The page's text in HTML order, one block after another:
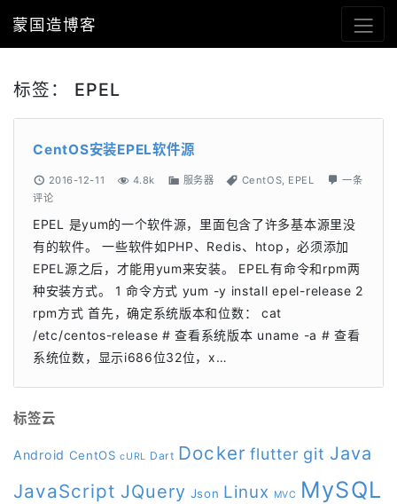
蒙国造博客
标签： EPEL
CentOS安装EPEL软件源
2016-12-11 4.8k 服务器 CentOS EPEL
一条
评论
EPEL 是yum的一个软件源，里面包含了许多基本源里没
有的软件。 一些软件如PHP、Redis、htop，必须添加
EPEL源之后，才能用yum来安装。 EPEL有命令和rpm两
种安装方式。 1 命令方式 yum -y install epel-release 2
rpm方式 首先，确定系统版本和位数： cat
/etc/centos-release # 查看系统版本 uname -a # 查看
系统位数，显示i686位32位，x…
标签云
Android CentOS cURL Dart Docker flutter git Java
JavaScript JQuery Json Linux MVC MySQL